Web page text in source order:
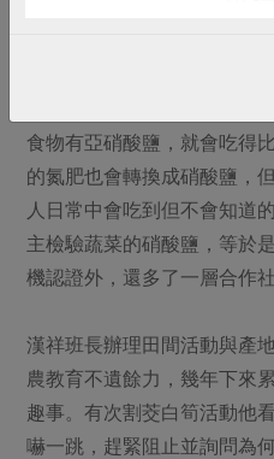
食物有亞硝酸鹽，就會吃得
的氮肥也會轉換成硝酸鹽，
人日常中會吃到但不會知道
主檢驗蔬菜的硝酸鹽，等於
機認證外，還多了一層合作社
漢祥班長辦理田間活動與產
農教育不遺餘力，幾年下來
趣事。有次割茭白筍活動他
嚇一跳，趕緊阻止並詢問為